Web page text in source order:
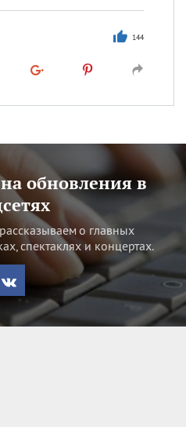
144
обновления в
о главных
спектаклях и концертах.